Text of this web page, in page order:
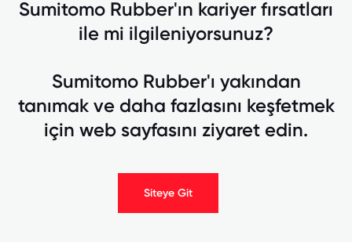
Sumitomo Rubber'ın kariyer fırsatları
ile mi ilgileniyorsunuz?
Sumitomo Rubber'ı yakından
tanımak ve daha fazlasını keşfetmek
için web sayfasını ziyaret edin.
Siteye Git